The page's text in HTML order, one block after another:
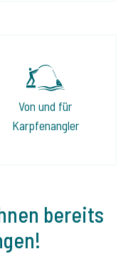
Von und für
Karpfenangler
bereits